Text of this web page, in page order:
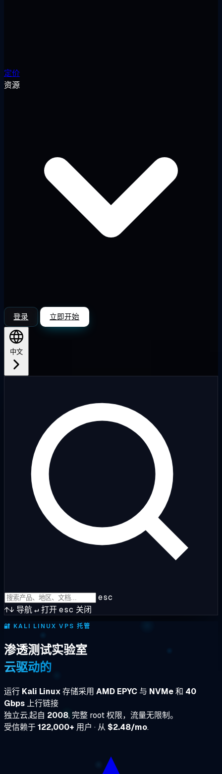
定价
资源
登录 立即开始
中文
esc
↑↓ 导航↵打开esc 关闭
🔐 KALI LINUX VPS 托管
渗透测试实验室
云驱动的
运行 Kali Linux存储采用 AMD EPYC 与 NVMe和 40
Gbps 上行链接
独立云,起自 2008, 完整 root 权限，流量无限制。
受信赖于122,000+ 用户 · 从 $2.48/mo.